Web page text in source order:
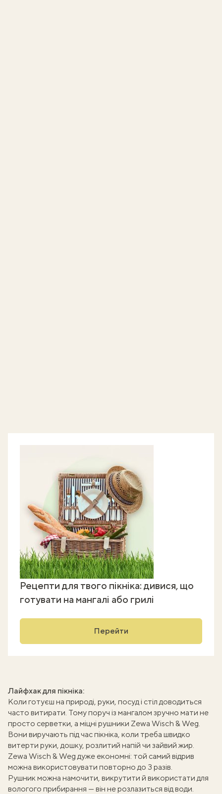
Рецепти для твого пікніка: дивися, що
готувати на мангалі або грилі
Перейти
Лайфхак для пікніка:
Коли готуєш на природі, руки, посуд і стіл доводиться
часто витирати. Тому поруч із мангалом зручно мати не
просто серветки, а міцні рушники Zewa Wisch & Weg.
Вони виручають під час пікніка, коли треба швидко
витерти руки, дошку, розлитий напій чи зайвий жир.
Zewa Wisch & Weg дуже економні: той самий відрив
можна використовувати повторно до 3 разів.
Рушник можна намочити, викрутити й використати для
вологого прибирання — він не розлазиться від води.